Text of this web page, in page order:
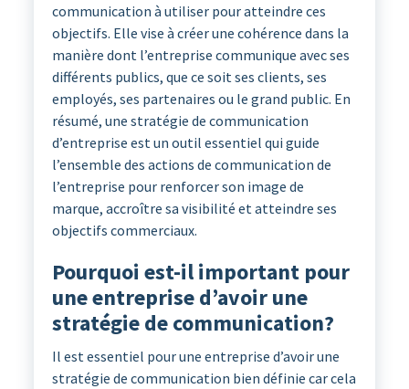
communication à utiliser pour atteindre ces
objectifs. Elle vise à créer une cohérence dans la
manière dont l’entreprise communique avec ses
différents publics, que ce soit ses clients, ses
employés, ses partenaires ou le grand public. En
résumé, une stratégie de communication
d’entreprise est un outil essentiel qui guide
l’ensemble des actions de communication de
l’entreprise pour renforcer son image de
marque, accroître sa visibilité et atteindre ses
objectifs commerciaux.
Pourquoi est-il important pour
une entreprise d’avoir une
stratégie de communication?
Il est essentiel pour une entreprise d’avoir une
stratégie de communication bien définie car cela